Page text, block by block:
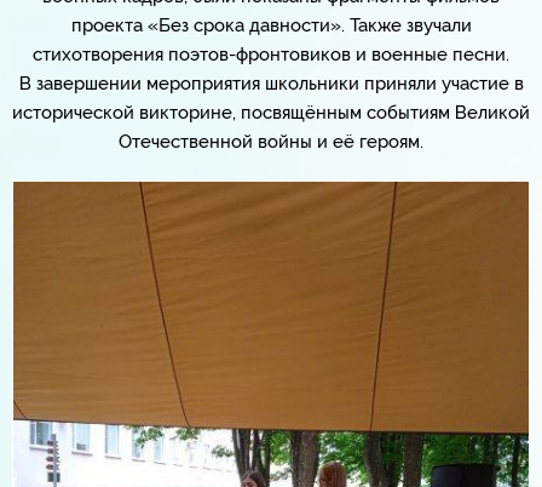
проекта «Без срока давности». Также звучали
стихотворения поэтов-фронтовиков и военные песни.
В завершении мероприятия школьники приняли участие в
исторической викторине, посвящённым событиям Великой
Отечественной войны и её героям.